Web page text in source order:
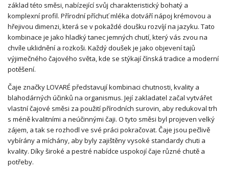
základ této směsi, nabízející svůj charakteristický bohatý a
komplexní profil. Přírodní příchuť mléka dotváří nápoj krémovou a
hřejivou dimenzi, která se v pokaždé doušku rozvíjí na jazyku. Tato
kombinace je jako hladký tanec jemných chutí, který vás zvou na
chvíle uklidnění a rozkoši. Každý doušek je jako objevení tajů
výjimečného čajového světa, kde se stýkají čínská tradice a moderní
potěšení.
Čaje značky LOVARÉ představují kombinaci chutnosti, kvality a
blahodárných účinků na organismus. Její zakladatel začal vytvářet
vlastní čajové směsi za použití přírodních surovin, aby redukoval trh
s méně kvalitními a neúčinnými čaji. O tyto směsi byl projeven velký
zájem, a tak se rozhodl ve své práci pokračovat. Čaje jsou pečlivě
vybírány a míchány, aby byly zajištěny vysoké standardy chuti a
kvality. Díky široké a pestré nabídce uspokojí čaje různé chutě a
potřeby.